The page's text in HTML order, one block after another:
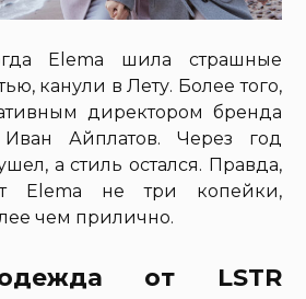
Elema шила страшные
канули в Лету. Более того,
директором бренда
Айплатов. Через год
а стиль остался. Правда,
Elema не три копейки,
чем прилично.
от LSTR